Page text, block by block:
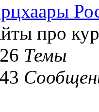
про
26 Темы
43